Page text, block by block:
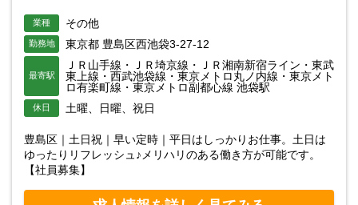
業種 その他
勤務地 東京都 豊島区西池袋3-27-12
最寄駅
ＪＲ山手線・ＪＲ埼京線・ＪＲ湘南新宿ライン・東武
東上線・西武池袋線・東京メトロ丸ノ内線・東京メト
ロ有楽町線・東京メトロ副都心線 池袋駅
休日 土曜、日曜、祝日
豊島区｜土日祝｜早い定時｜平日はしっかりお仕事。土日は
ゆったりリフレッシュ♪メリハリのある働き方が可能です。
【社員募集】